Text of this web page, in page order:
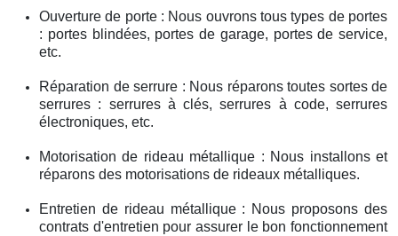
Ouverture de porte : Nous ouvrons tous types de portes
: portes blindées, portes de garage, portes de service,
etc.
Réparation de serrure : Nous réparons toutes sortes de
serrures : serrures à clés, serrures à code, serrures
électroniques, etc.
Motorisation de rideau métallique : Nous installons et
réparons des motorisations de rideaux métalliques.
Entretien de rideau métallique : Nous proposons des
contrats d'entretien pour assurer le bon fonctionnement